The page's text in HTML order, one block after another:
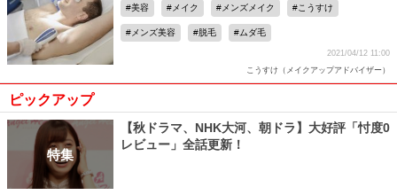
美容 メイク メンズメイク こうすけ
メンズ美容 脱毛 ムダ毛
2021/04/12 11:00
こうすけ（メイクアップアドバイザー）
ピックアップ
特集
【秋ドラマ、NHK大河、朝ドラ】大好評「忖度0
レビュー」全話更新！